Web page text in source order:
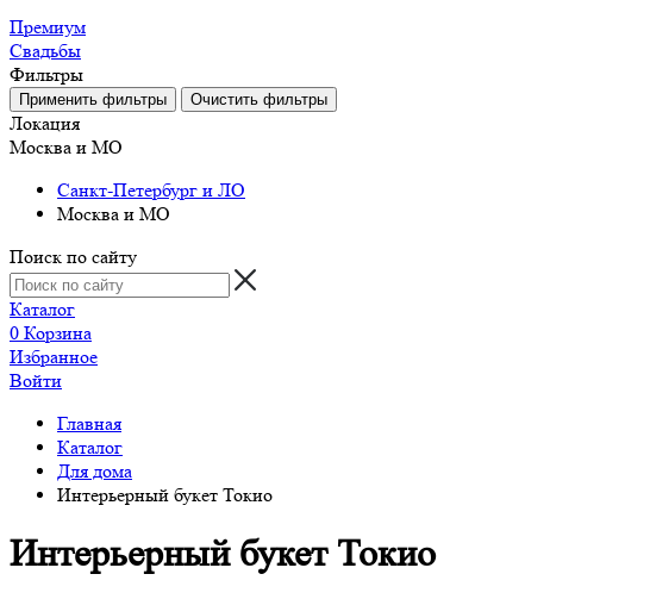
Премиум
Свадьбы
Фильтры
Локация
Москва и МО
Санкт-Петербург и ЛО
Москва и МО
Поиск по сайту
Каталог
0 Корзина
Избранное
Войти
Главная
Каталог
Для дома
Интерьерный букет Токио
Интерьерный букет Токио